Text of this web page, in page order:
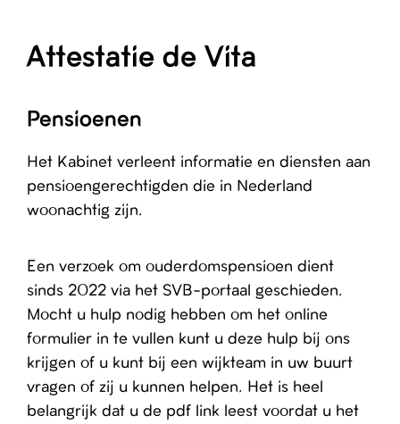
Attestatie de Vita
Pensioenen
Het Kabinet verleent informatie en diensten aan
pensioengerechtigden die in Nederland
woonachtig zijn.
Een verzoek om ouderdomspensioen dient
sinds 2022 via het SVB-portaal geschieden.
Mocht u hulp nodig hebben om het online
formulier in te vullen kunt u deze hulp bij ons
krijgen of u kunt bij een wijkteam in uw buurt
vragen of zij u kunnen helpen. Het is heel
belangrijk dat u de pdf link leest voordat u het